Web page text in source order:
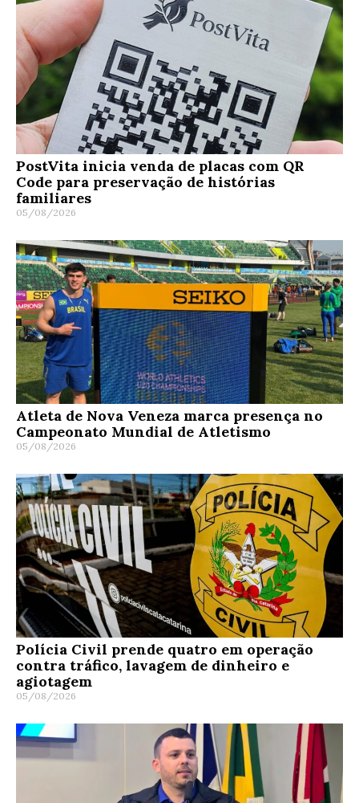
PostVita inicia venda de placas com QR
Code para preservação de histórias
familiares
05/08/2026
Atleta de Nova Veneza marca presença no
Campeonato Mundial de Atletismo
05/08/2026
Polícia Civil prende quatro em operação
contra tráfico, lavagem de dinheiro e
agiotagem
05/08/2026